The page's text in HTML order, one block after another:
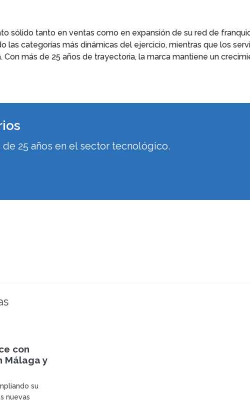
sólido tanto en ventas como en expansión de su red de
categorías más dinámicas del ejercicio, mientras que los
más de 25 años de trayectoria, la marca mantiene un
25 años en el sector tecnológico.
con
Málaga y
su
nuevas